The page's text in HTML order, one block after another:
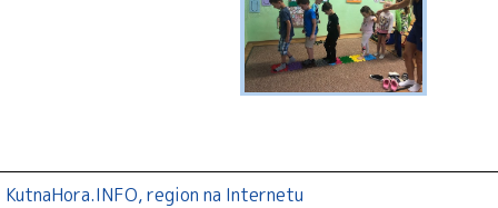
KutnaHora.INFO, region na Internetu